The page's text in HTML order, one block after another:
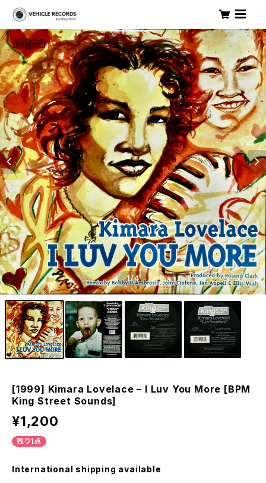
1/4
[1999] Kimara Lovelace – I Luv You More [BPM
King Street Sounds]
¥1,200
残り1点
International shipping available